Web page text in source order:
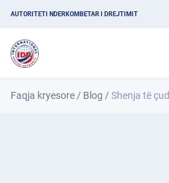
AUTORITETI NDËRKOMBËTAR I DREJTIMIT
Faqja kryesore / Blog /Shenja të